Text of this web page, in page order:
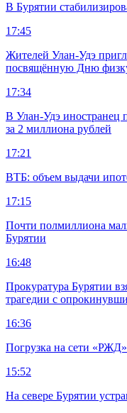
В Бурятии
17:45
Жителей Улан-Удэ
посвящённую Дню
17:34
В Улан-Удэ иностранец
за 2 миллиона рублей
17:21
ВТБ: объем выдачи
17:15
Почти полмиллиона
Бурятии
16:48
Прокуратура Бурятии
трагедии с
16:36
Погрузка на сети
15:52
На севере Бурятии